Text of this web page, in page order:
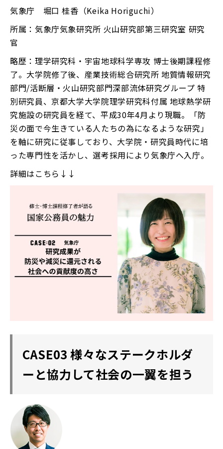
気象庁 堀口 桂香（Keika Horiguchi）
所属：気象庁気象研究所 火山研究部第三研究室 研究
官
略歴：理学研究科・宇宙地球科学専攻 博士後期課程修
了。大学院修了後、産業技術総合研究所 地質情報研究
部門/活断層・火山研究部門深部流体研究グループ 特
別研究員、京都大学大学院理学研究科付属 地球熱学研
究施設の研究員を経て、平成30年4月より現職。「防
災の面で今生きている人たちの為になるような研究」
を軸に研究に従事しており、大学院・研究員時代に培
った専門性を活かし、選考採用により気象庁へ入庁。
詳細はこちら↓↓
CASE03 様々なステークホルダ
ーと協力して社会の一翼を担う